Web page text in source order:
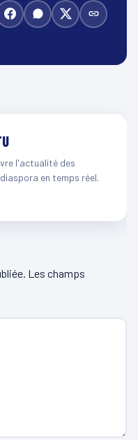
l'actualité des
en temps réel.
Les champs